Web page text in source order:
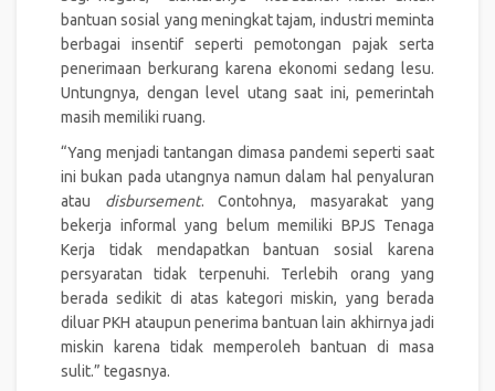
bantuan sosial yang meningkat tajam, industri meminta
berbagai insentif seperti pemotongan pajak serta
penerimaan berkurang karena ekonomi sedang lesu.
Untungnya, dengan level utang saat ini, pemerintah
masih memiliki ruang.
“Yang menjadi tantangan dimasa pandemi seperti saat
ini bukan pada utangnya namun dalam hal penyaluran
atau disbursement. Contohnya, masyarakat yang
bekerja informal yang belum memiliki BPJS Tenaga
Kerja tidak mendapatkan bantuan sosial karena
persyaratan tidak terpenuhi. Terlebih orang yang
berada sedikit di atas kategori miskin, yang berada
diluar PKH ataupun penerima bantuan lain akhirnya jadi
miskin karena tidak memperoleh bantuan di masa
sulit.” tegasnya.